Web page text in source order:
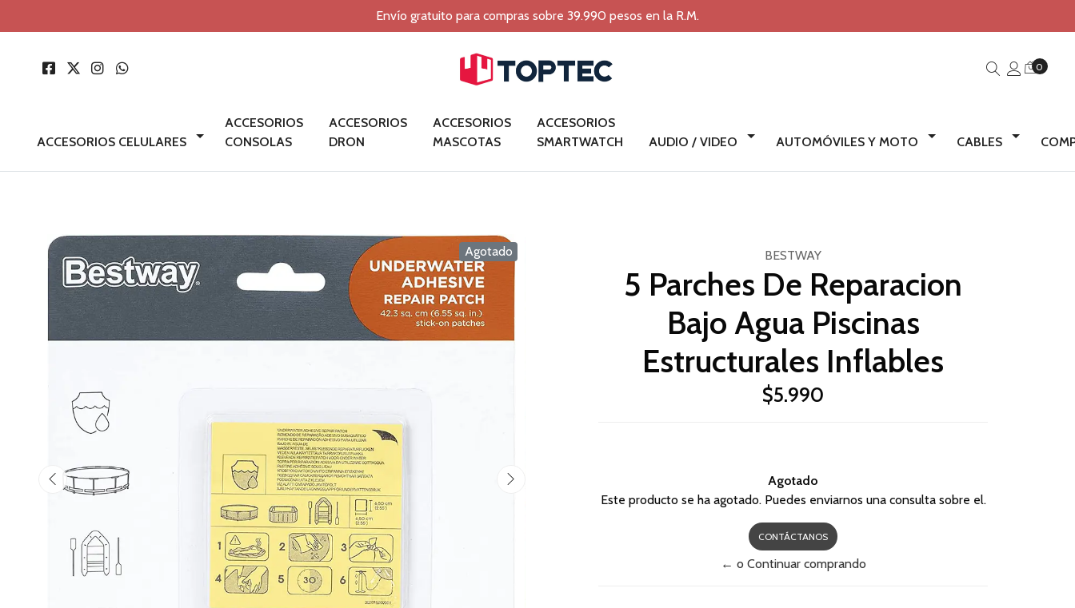
Envío gratuito para compras sobre 39.990 pesos en la R.M.
0
ACCESORIOS CELULARES
ACCESORIOS
CONSOLAS
ACCESORIOS
DRON
ACCESORIOS
MASCOTAS
ACCESORIOS
SMARTWATCH
AUDIO / VIDEO AUTOMÓVILES Y MOTO CABLES
Agotado BESTWAY
5 Parches De Reparacion
Bajo Agua Piscinas
Estructurales Inflables
$5.990
Agotado
Este producto se ha agotado. Puedes enviarnos una consulta sobre el.
CONTÁCTANOS
← o Continuar comprando